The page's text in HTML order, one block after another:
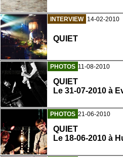
INTERVIEW 14-02-2010
QUIET
PHOTOS 11-08-2010
QUIET
Le 31-07-2010 à
PHOTOS 21-06-2010
QUIET
Le 18-06-2010 à